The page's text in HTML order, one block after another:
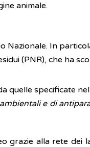
animale.
Nazionale. In
(PNR), che ha
quelle specificate
e di
grazie alla rete dei